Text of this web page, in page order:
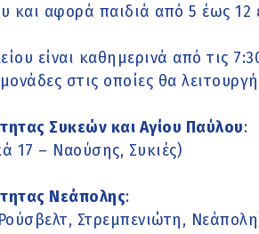
και αφορά παιδιά από 5 έως 12
είναι καθημερινά από τις
στις οποίες θα
Συκεών και Αγίου Παύλου:
17 – Ναούσης, Συκιές)
Νεάπολης:
Στρεμπενιώτη,